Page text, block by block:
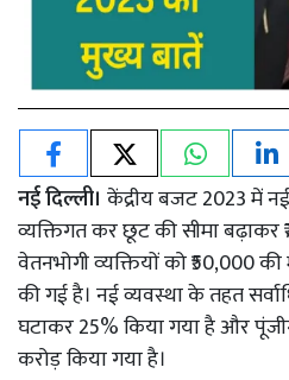
नई दिल्ली। केंद्रीय बजट 2023 में
व्यक्तिगत कर छूट की सीमा
वेतनभोगी व्‍यक्तियों को ₹50,000
की गई है। नई व्यवस्था के तहत
घटाकर 25% किया गया है और
करोड़ किया गया है।